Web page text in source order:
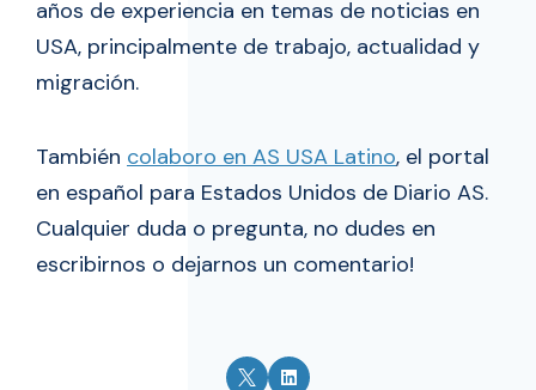
años de experiencia en temas de noticias en
USA, principalmente de trabajo, actualidad y
migración.
También colaboro en AS USA Latino, el portal
en español para Estados Unidos de Diario AS.
Cualquier duda o pregunta, no dudes en
escribirnos o dejarnos un comentario!